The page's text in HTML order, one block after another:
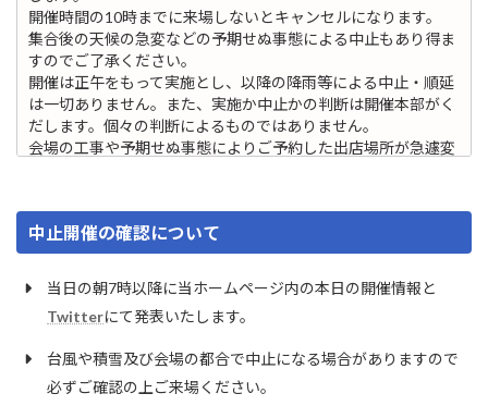
開催時間の10時までに来場しないとキャンセルになります。
集合後の天候の急変などの予期せぬ事態による中止もあり得ま
すのでご了承ください。
開催は正午をもって実施とし、以降の降雨等による中止・順延
は一切ありません。また、実施か中止かの判断は開催本部がく
だします。個々の判断によるものではありません。
会場の工事や予期せぬ事態によりご予約した出店場所が急遽変
・飲食物全般、薬物や医薬品ほか薬品類、動植物全般、酒や煙
草等の嗜好品
・偽ブランド品、偽造品、模造品ほか刃物類など法律に違反す
るもの
・携帯電話、自転車など名義確認が必要なもの
・著作権や肖像権および商標などを侵害する恐れのあるもの
・くじ引き、テキ屋的販売行為
・暴力団関係のご出店は出来ません。
中止開催の確認について
当日の朝7時以降に当ホームページ内の本日の開催情報と
Twitterにて発表いたします。
台風や積雪及び会場の都合で中止になる場合がありますので
必ずご確認の上ご来場ください。